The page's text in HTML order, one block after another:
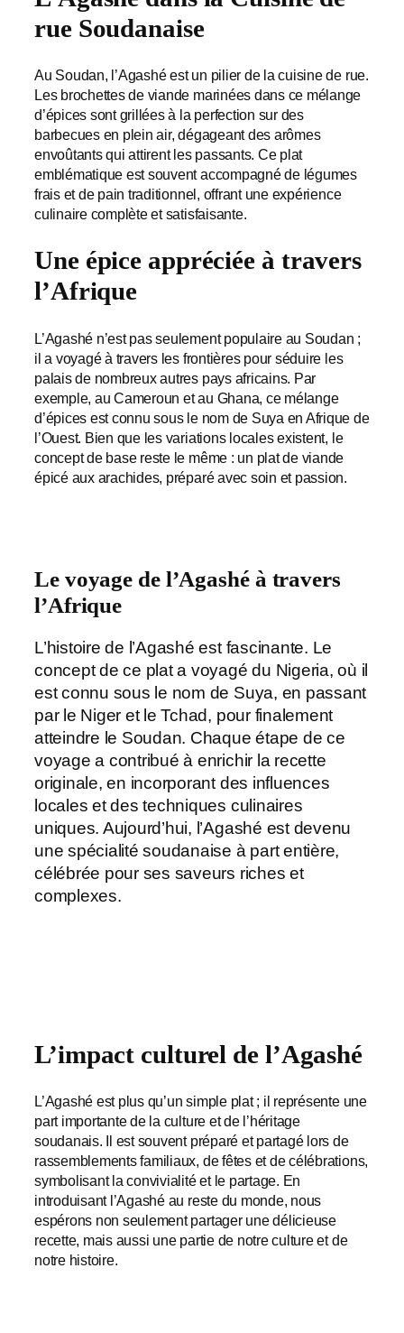
rue Soudanaise
Au Soudan, l’Agashé est un pilier de la cuisine de rue.
Les brochettes de viande marinées dans ce mélange
d’épices sont grillées à la perfection sur des
barbecues en plein air, dégageant des arômes
envoûtants qui attirent les passants. Ce plat
emblématique est souvent accompagné de légumes
frais et de pain traditionnel, offrant une expérience
culinaire complète et satisfaisante.
Une épice appréciée à travers
l’Afrique
L’Agashé n’est pas seulement populaire au Soudan ;
il a voyagé à travers les frontières pour séduire les
palais de nombreux autres pays africains. Par
exemple, au Cameroun et au Ghana, ce mélange
d’épices est connu sous le nom de Suya en Afrique de
l’Ouest. Bien que les variations locales existent, le
concept de base reste le même : un plat de viande
épicé aux arachides, préparé avec soin et passion.
Le voyage de l’Agashé à travers
l’Afrique
L’histoire de l’Agashé est fascinante. Le
concept de ce plat a voyagé du Nigeria, où il
est connu sous le nom de Suya, en passant
par le Niger et le Tchad, pour finalement
atteindre le Soudan. Chaque étape de ce
voyage a contribué à enrichir la recette
originale, en incorporant des influences
locales et des techniques culinaires
uniques. Aujourd’hui, l’Agashé est devenu
une spécialité soudanaise à part entière,
célébrée pour ses saveurs riches et
complexes.
L’impact culturel de l’Agashé
L’Agashé est plus qu’un simple plat ; il représente une
part importante de la culture et de l’héritage
soudanais. Il est souvent préparé et partagé lors de
rassemblements familiaux, de fêtes et de célébrations,
symbolisant la convivialité et le partage. En
introduisant l’Agashé au reste du monde, nous
espérons non seulement partager une délicieuse
recette, mais aussi une partie de notre culture et de
notre histoire.